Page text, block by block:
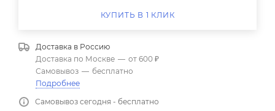
КУПИТЬ В 1 КЛИК
Доставка в Россию
Доставка по Москве — от 600 ₽
Самовывоз — бесплатно
Подробнее
Самовывоз сегодня - бесплатно